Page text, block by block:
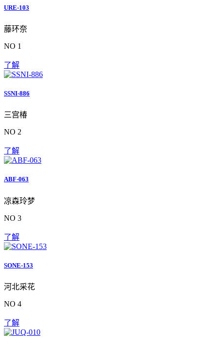
URE-103
藤环奈
NO 1
了解
SSNI-886
三宫椿
NO 2
了解
ABF-063
凉森玲梦
NO 3
了解
SONE-153
河北采花
NO 4
了解